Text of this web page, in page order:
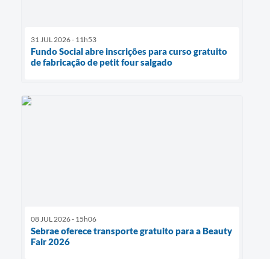
31 JUL 2026 - 11h53
Fundo Social abre inscrições para curso gratuito
de fabricação de petit four salgado
08 JUL 2026 - 15h06
Sebrae oferece transporte gratuito para a Beauty
Fair 2026